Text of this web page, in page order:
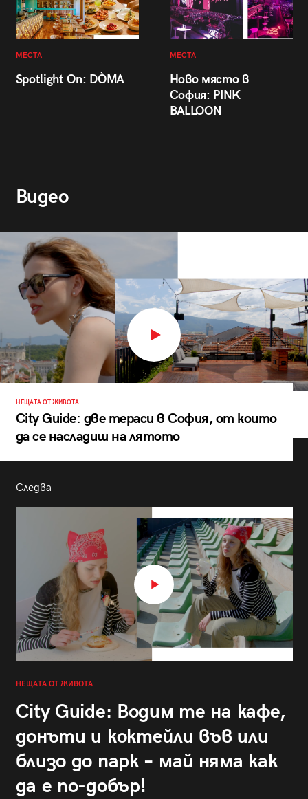
МЕСТА
Spotlight On: DÒMA
МЕСТА
Ново място в
София: PINK
BALLOON
Видео
НЕЩАТА ОТ ЖИВОТА
City Guide: две тераси в София, от които
да се насладиш на лятото
Следва
НЕЩАТА ОТ ЖИВОТА
City Guide: Водим те на кафе,
донъти и коктейли във или
близо до парк – май няма как
да е по-добър!